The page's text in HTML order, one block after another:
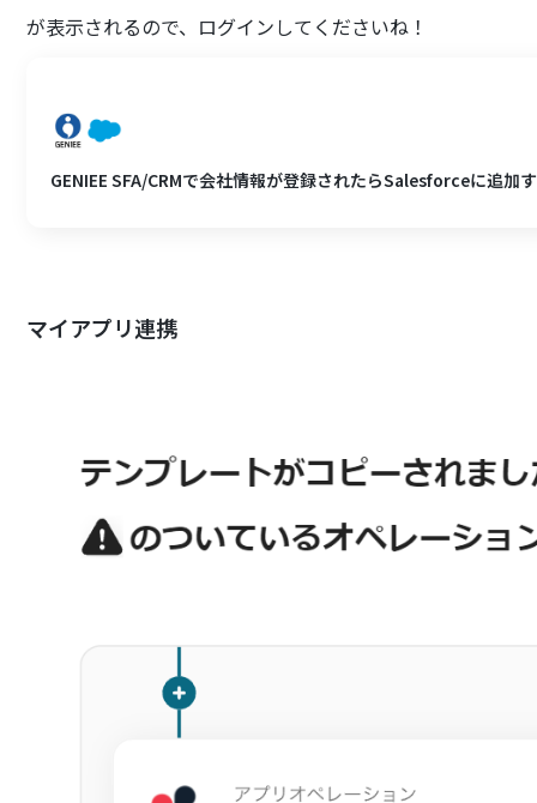
が表示されるので、ログインしてくださいね！
GENIEE SFA/CRMで会社情報が登録されたらSalesforceに追加
マイアプリ連携